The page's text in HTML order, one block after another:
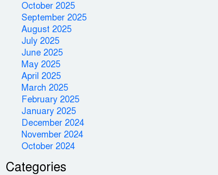
October 2025
September 2025
August 2025
July 2025
June 2025
May 2025
April 2025
March 2025
February 2025
January 2025
December 2024
November 2024
October 2024
Categories